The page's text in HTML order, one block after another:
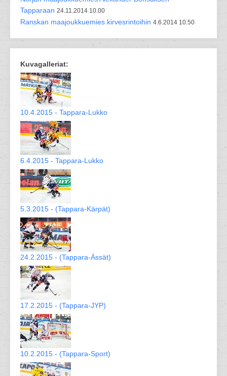
Tapparaan 24.11.2014 10.00
Ranskan maajoukkuemies kirvesrintoihin 4.6.2014 10.50
Kuvagalleriat:
10.4.2015 - Tappara-Lukko
6.4.2015 - Tappara-Lukko
5.3.2015 - (Tappara-Kärpät)
24.2.2015 - (Tappara-Ässät)
17.2.2015 - (Tappara-JYP)
10.2.2015 - (Tappara-Sport)